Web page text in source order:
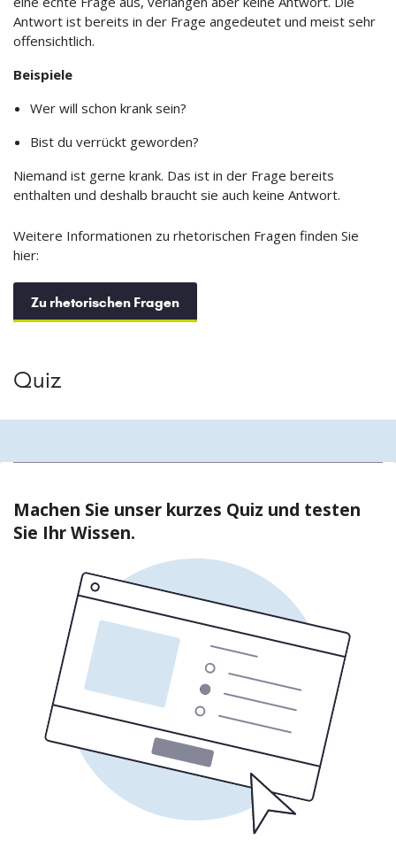
Antwort ist bereits in der Frage angedeutet und meist sehr
offensichtlich.
Beispiele
Wer will schon krank sein?
Bist du verrückt geworden?
Niemand ist gerne krank. Das ist in der Frage bereits
enthalten und deshalb braucht sie auch keine Antwort.
Weitere Informationen zu rhetorischen Fragen finden Sie
hier:
Zu rhetorischen Fragen
Quiz